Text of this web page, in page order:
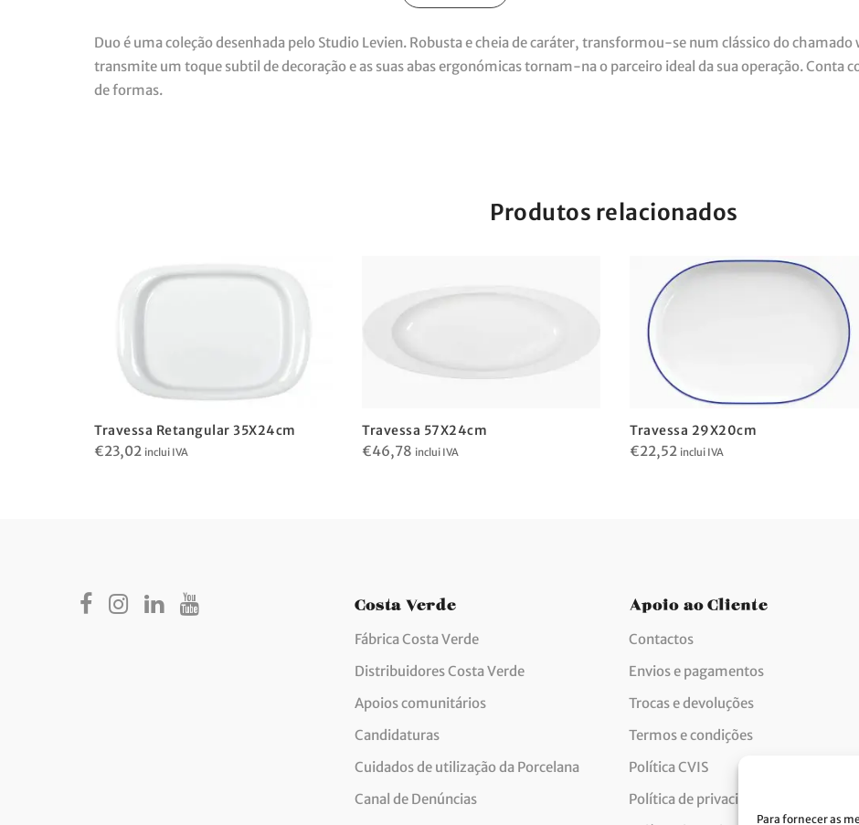
Para fornecer as
Duo é uma coleção desenhada pelo Studio Levien. Robusta e cheia de caráter, transformou-se num clássico do
transmite um toque subtil de decoração e as suas abas ergonómicas tornam-na o parceiro ideal da sua operação. Conta
de formas.
Produtos relacionados
Travessa Retangular 35X24cm
€23,02 inclui IVA
Travessa 57X24cm
€46,78 inclui IVA
Travessa 29X20cm
€22,52 inclui IVA
Costa Verde
Fábrica Costa Verde
Distribuidores Costa Verde
Apoios comunitários
Candidaturas
Cuidados de utilização da Porcelana
Canal de Denúncias
Apoio ao Cliente
Contactos
Envios e pagamentos
Trocas e devoluções
Termos e condições
Política CVIS
Política de privacidade